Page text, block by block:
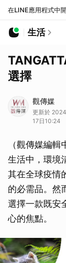
在LINE應用程式中開
生活
選擇
觀傳媒
更新於
17日10:24
（觀傳媒編
生活中，環境
其在全球疫情
的必需品。然
選擇一款既安
心的焦點。